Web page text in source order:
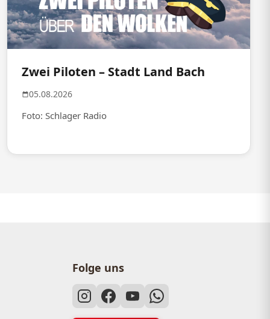
Zwei Piloten – Stadt Land Bach
05.08.2026
Foto: Schlager Radio
Folge uns